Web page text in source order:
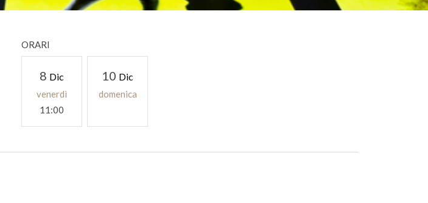
ORARI
8 Dic
venerdì
11:00
10 Dic
domenica